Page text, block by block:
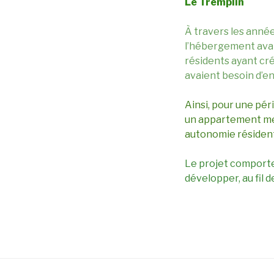
À travers les
l’hébergement
résidents ayant
avaient besoin
Ainsi, pour une
un appartement
autonomie
Le projet
développer, au fil